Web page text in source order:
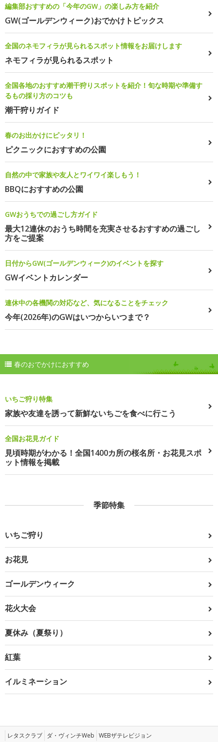
編集部おすすめの「今年のGW」の楽しみ方を紹介
GW(ゴールデンウィーク)おでかけトピックス
全国のネモフィラが見られるスポット情報をお届けします
ネモフィラが見られるスポット
全国各地のおすすめ潮干狩りスポットを紹介！旬な時期や準備す
るもの採り方のコツも
潮干狩りガイド
春のお出かけにピッタリ！
ピクニックにおすすめの公園
自然の中で家族や友人とワイワイ楽しもう！
BBQにおすすめの公園
GWおうちでの過ごし方ガイド
最大12連休のおうち時間を充実させるおすすめの過ごし
方をご提案
日付からGW(ゴールデンウィーク)のイベントを探す
GWイベントカレンダー
連休中の各機関の対応など、気になることをチェック
今年(2026年)のGWはいつからいつまで？
春のおでかけにおすすめ
いちご狩り特集
家族や友達を誘って新鮮ないちごを食べに行こう
全国お花見ガイド
見頃時期がわかる！全国1400カ所の桜名所・お花見スポ
ット情報を掲載
季節特集
いちご狩り
お花見
ゴールデンウィーク
花火大会
夏休み（夏祭り）
紅葉
イルミネーション
レタスクラブ ダ・ヴィンチWeb WEBザテレビジョン